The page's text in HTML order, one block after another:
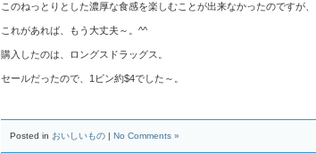
このねっとりとした濃厚な食感を楽しむことが出来なかったのですが、
これがあれば、もう大丈夫～。^^
購入したのは、ロングスドラッグス。
セールだったので、1ビン約$4でした～。
Posted in おいしいもの | No Comments »